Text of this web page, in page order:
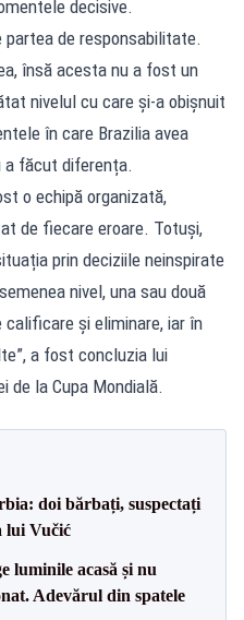
decisive.
partea de responsabilitate.
însă acesta nu a fost un
nivelul cu care și-a obișnuit
în care Brazilia avea
a făcut diferența.
o echipă organizată,
de fiecare eroare. Totuși,
prin deciziile neinspirate
nivel, una sau două
și eliminare, iar în
a fost concluzia lui
de la Cupa Mondială.
doi bărbați, suspectați
lui Vučić
luminile acasă și nu
Adevărul din spatele